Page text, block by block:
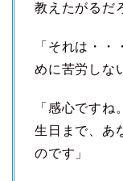
教えたがるだ
「それは・
めに苦労しな
「感心です
生日まで、あ
のです」